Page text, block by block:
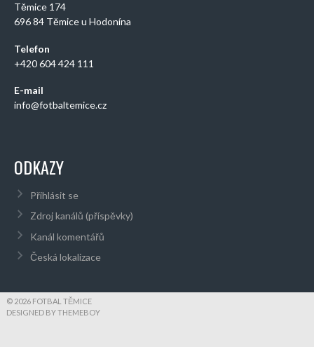
Těmice 174
696 84 Těmice u Hodonína
Telefon
+420 604 424 111
E-mail
info@fotbaltemice.cz
ODKAZY
Přihlásit se
Zdroj kanálů (příspěvky)
Kanál komentářů
Česká lokalizace
© 2026 FOTBAL TĚMICE
DESIGNED BY THEMEBOY